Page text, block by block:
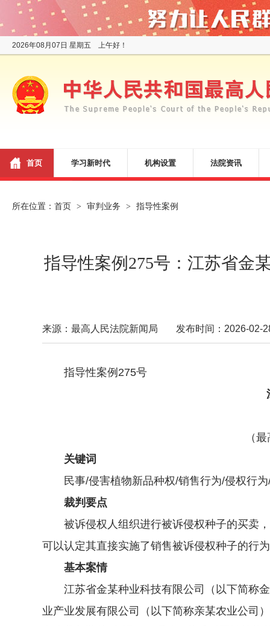
2026年08月07日 星期五 上午好！
首页 学习新时代 机构设置 法院资讯
所在位置： 首页 > 审判业务 > 指导性案例
指导性案例275号：江苏省金
来源：最高人民法院新闻局 发布时间：2026-02-
指导性案例275号
（
关键词
民事/侵害植物新品种权/销售行为/侵权行为
裁判要点
被诉侵权人组织进行被诉侵权种子的买卖，
可以认定其直接实施了销售被诉侵权种子的行
基本案情
江苏省金某种业科技有限公司（以下简称金
业产业发展有限公司（以下简称亲某农业公司